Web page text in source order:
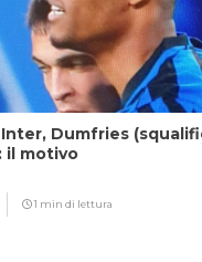
Dumfries
il motivo
1 min di lettura